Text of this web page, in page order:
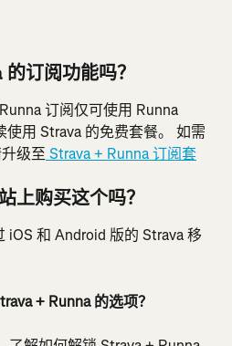
订阅功能吗？
订阅仅可使用 Runna
使用 Strava 的免费套餐。 如需
级至 Strava + Runna 订阅套
购买这个吗？
iOS 和 Android 版的 Strava 移
+ Runna 的选项？